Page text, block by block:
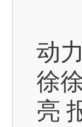
动
徐
亮